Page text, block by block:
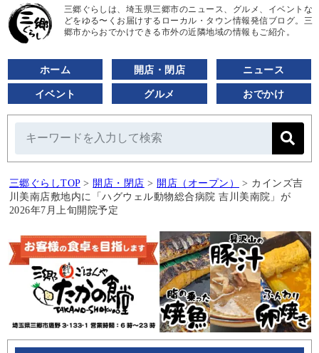
三郷ぐらしは、埼玉県三郷市のニュース、グルメ、イベントな
どをゆる〜くお届けするローカル・タウン情報発信ブログ。三
郷市からおでかけできる市外の近隣地域の情報もご紹介。
ホーム 開店・閉店 ニュース
イベント グルメ おでかけ
三郷ぐらしTOP > 開店・閉店 > 開店（オープン） > カインズ吉
川美南店敷地内に「ハグウェル動物総合病院 吉川美南院」が
2026年7月上旬開院予定